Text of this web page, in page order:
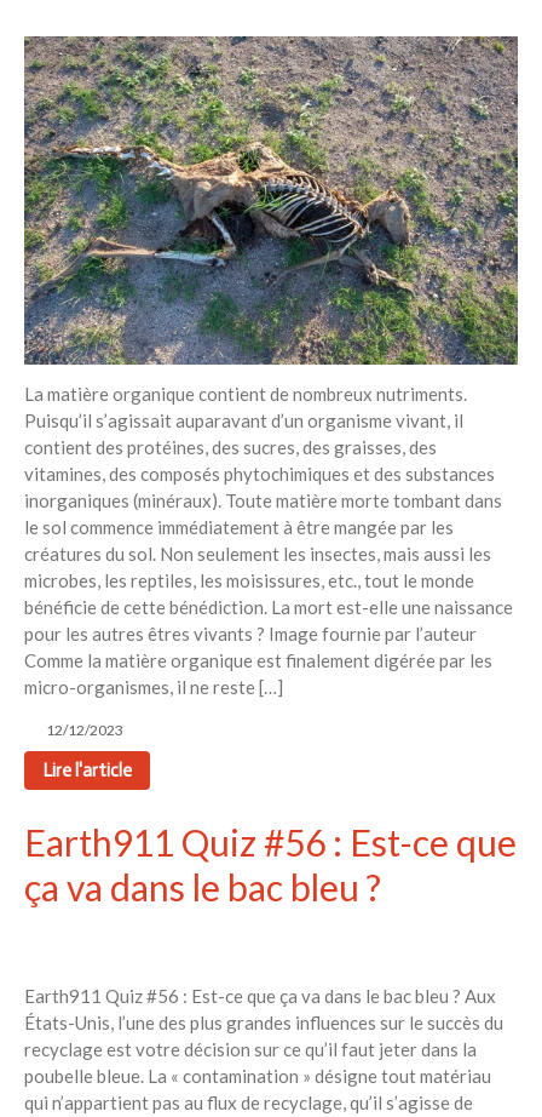
La matière organique contient de nombreux nutriments.
Puisqu’il s’agissait auparavant d’un organisme vivant, il
contient des protéines, des sucres, des graisses, des
vitamines, des composés phytochimiques et des substances
inorganiques (minéraux). Toute matière morte tombant dans
le sol commence immédiatement à être mangée par les
créatures du sol. Non seulement les insectes, mais aussi les
microbes, les reptiles, les moisissures, etc., tout le monde
bénéficie de cette bénédiction. La mort est-elle une naissance
pour les autres êtres vivants ? Image fournie par l’auteur
Comme la matière organique est finalement digérée par les
micro-organismes, il ne reste […]
12/12/2023
Lire l'article
Earth911 Quiz #56 : Est-ce que
ça va dans le bac bleu ?
Earth911 Quiz #56 : Est-ce que ça va dans le bac bleu ? Aux
États-Unis, l’une des plus grandes influences sur le succès du
recyclage est votre décision sur ce qu’il faut jeter dans la
poubelle bleue. La « contamination » désigne tout matériau
qui n’appartient pas au flux de recyclage, qu’il s’agisse de